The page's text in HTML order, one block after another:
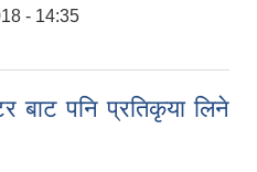
- 14:35
बाट पनि प्रतिकृया लिने